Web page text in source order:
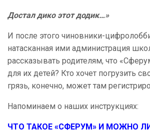
Достал дико этот додик…»
И после этого чиновники-
натасканная ими администрация
рассказывать родителям, что
для их детей? Кто хочет погрузить
грязь, конечно, может там
Напоминаем о наших инструкциях:
ЧТО ТАКОЕ «СФЕРУМ» И МОЖНО